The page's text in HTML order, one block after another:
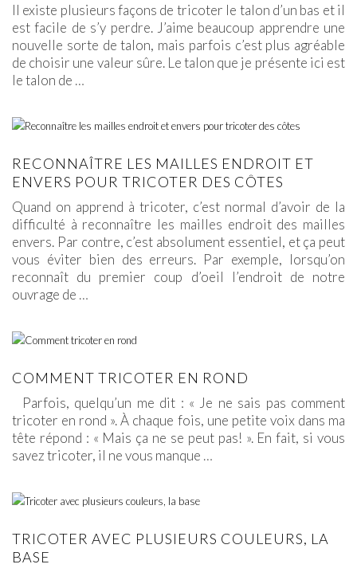
Il existe plusieurs façons de tricoter le talon d’un bas et il
est facile de s’y perdre. J’aime beaucoup apprendre une
nouvelle sorte de talon, mais parfois c’est plus agréable
de choisir une valeur sûre. Le talon que je présente ici est
le talon de …
RECONNAÎTRE LES MAILLES ENDROIT ET
ENVERS POUR TRICOTER DES CÔTES
Quand on apprend à tricoter, c’est normal d’avoir de la
difficulté à reconnaître les mailles endroit des mailles
envers. Par contre, c’est absolument essentiel, et ça peut
vous éviter bien des erreurs. Par exemple, lorsqu’on
reconnaît du premier coup d’oeil l’endroit de notre
ouvrage de …
COMMENT TRICOTER EN ROND
Parfois, quelqu’un me dit : « Je ne sais pas comment
tricoter en rond ». À chaque fois, une petite voix dans ma
tête répond : « Mais ça ne se peut pas! ». En fait, si vous
savez tricoter, il ne vous manque …
TRICOTER AVEC PLUSIEURS COULEURS, LA
BASE